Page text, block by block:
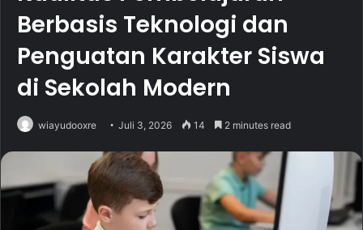
Berbasis Teknologi dan
Penguatan Karakter Siswa
di Sekolah Modern
wiayudooxre Juli 3, 2026 14 2 minutes read